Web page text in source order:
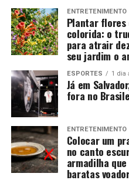
ENTRETENIMENTO
Plantar
colorida: o
para atrair
seu jardim o
ESPORTES 1 dia
Já em
fora no
ENTRETENIMENTO
Colocar um
no canto
armadilha
baratas